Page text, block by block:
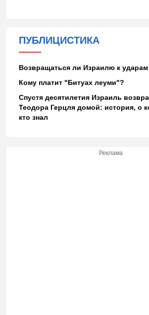
ПУБЛИЦИСТИКА
Возвращаться ли Израилю к
Кому платит "Битуах леуми"?
Спустя десятилетия Израиль
Теодора Герцля домой: история, о
кто знал
Реклама